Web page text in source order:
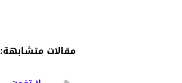
مقالات متشابهة: